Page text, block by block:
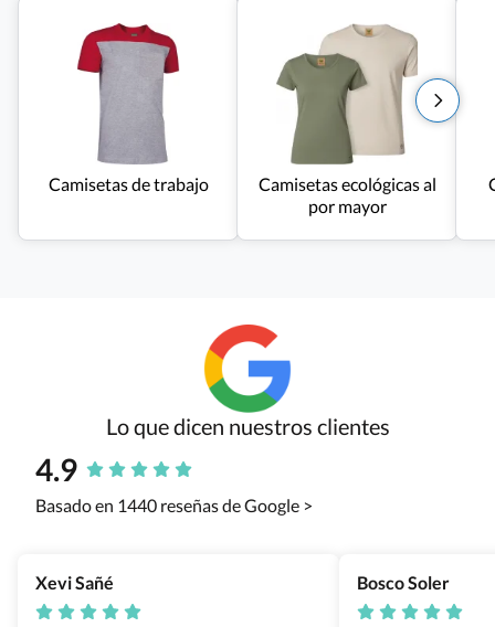
Camisetas de trabajo
Camisetas ecológicas al
por mayor
Lo que dicen nuestros clientes
4.9
Basado en 1440 reseñas de Google >
Xevi Sañé Bosco Soler